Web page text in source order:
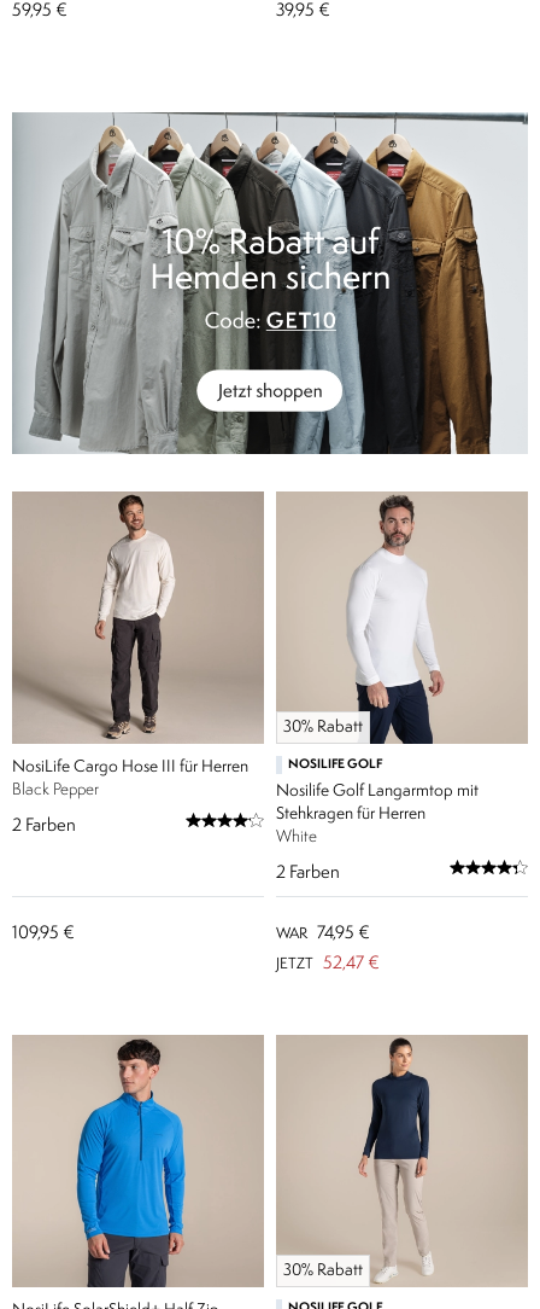
59,95 € 39,95 €
NosiLife Cargo Hose III für Herren
Black Pepper
2 Farben
109,95 €
30% Rabatt
NOSILIFE GOLF
Nosilife Golf Langarmtop mit
Stehkragen für Herren
White
2 Farben
WAR 74,95 €
JETZT 52,47 €
30% Rabatt